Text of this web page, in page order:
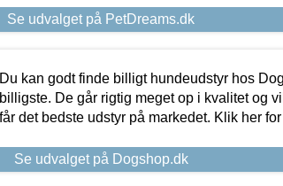
Se udvalget på PetDreams.dk
Du kan godt finde billigt hundeudstyr hos
billigste. De går rigtig meget op i kvalitet og
får det bedste udstyr på markedet. Klik her
Se udvalget på Dogshop.dk